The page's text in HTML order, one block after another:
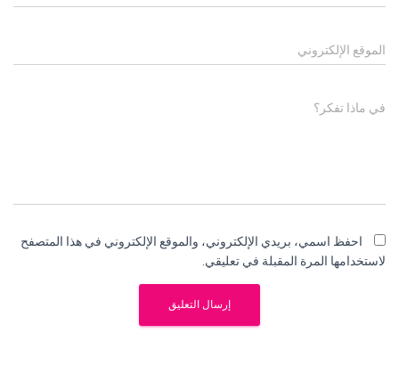
الموقع الإلكتروني
في ماذا تفكر؟
احفظ اسمي، بريدي الإلكتروني، والموقع الإلكتروني في هذا المتصفح
لاستخدامها المرة المقبلة في تعليقي.